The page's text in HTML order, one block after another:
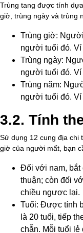
Trùng tang được tính
giờ, trùng ngày và trùng
Trùng giờ:
người tuổi đó.
Trùng ngày:
người tuổi đó.
Trùng năm:
người tuổi đó.
3.2. Tính
Sử dụng 12 cung địa chi
giờ của người mất, bạn
Đối với nam, bắt
thuận; còn đối
chiều ngược lại.
Tuổi: Được tính
là 20 tuổi, tiếp
chẵn. Mỗi tuổi